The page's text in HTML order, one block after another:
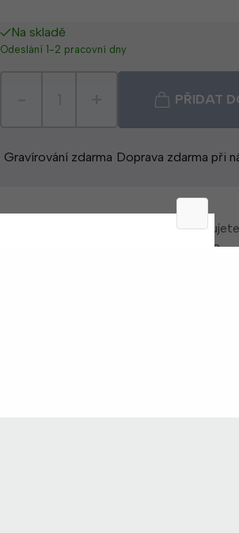
Na skladě
Odeslání 1-2 pracovní dny
PŘIDAT
Gravírování zdarma Doprava zdarma při
Máte dotazy nebo
objednávání?